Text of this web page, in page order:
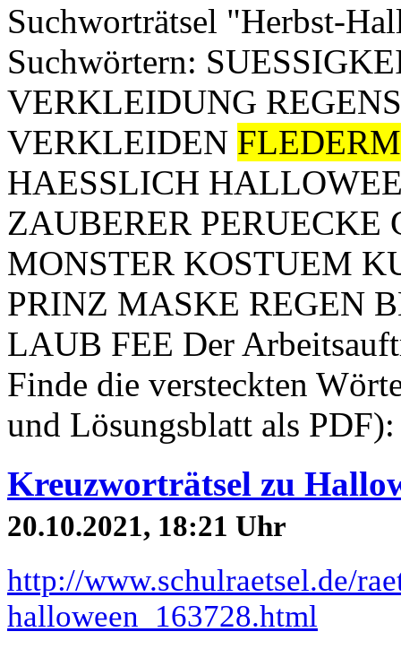
Suchworträtsel "Herbst-
Suchwörtern:
VERKLEIDUNG
VERKLEIDEN
HAESSLICH
ZAUBERER PERUECKE
MONSTER KOSTUEM
PRINZ MASKE REGEN
LAUB FEE Der
Finde die versteckten
und Lösungsblatt als
Kreuzworträtsel zu
20.10.2021, 18:21 Uhr
http://www.schulraetsel.de/
halloween_163728.html